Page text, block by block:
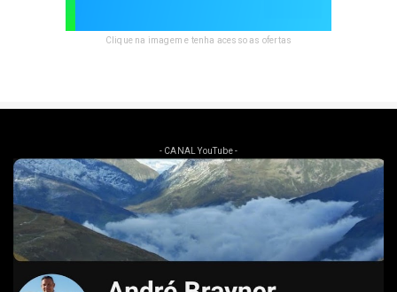
Clique na imagem e tenha acesso as ofertas
- CANAL YouTube -